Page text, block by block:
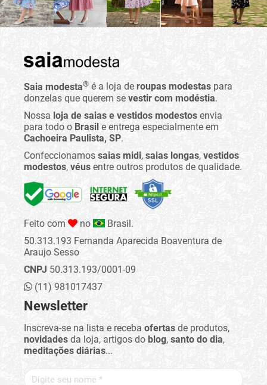
Saia modesta® é a loja de roupas modestas para
donzelas que querem se vestir com modéstia.
Nossa loja de saias e vestidos modestos envia
para todo o Brasil e entrega especialmente em
Cachoeira Paulista, SP.
Confeccionamos saias midi, saias longas, vestidos
modestos, véus entre outros produtos de qualidade.
Feito com no
Brasil.
50.313.193 Fernanda Aparecida Boaventura de
Araujo Sesso
CNPJ 50.313.193/0001-09
(11) 981017437
Newsletter
Inscreva-se na lista e receba ofertas de produtos,
novidades da loja, artigos do blog, santo do dia,
meditações diárias...